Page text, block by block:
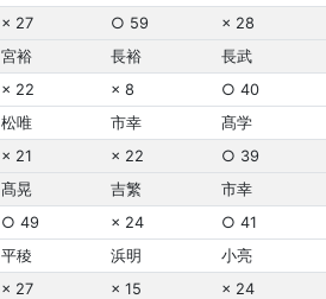
× 27 ○ 59 × 28
宮裕 長裕 長武
× 22 × 8 ○ 40
松唯 市幸 髙学
× 21 × 22 ○ 39
髙晃 吉繁 市幸
○ 49 × 24 ○ 41
平稜 浜明 小亮
× 27 × 15 × 24